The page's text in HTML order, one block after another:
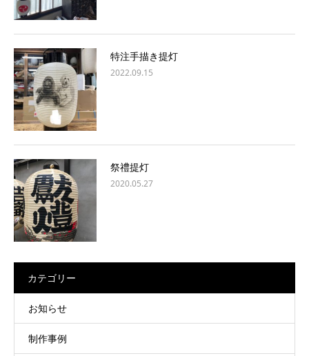
特注手描き提灯
2022.09.15
祭禮提灯
2020.05.27
カテゴリー
お知らせ
制作事例